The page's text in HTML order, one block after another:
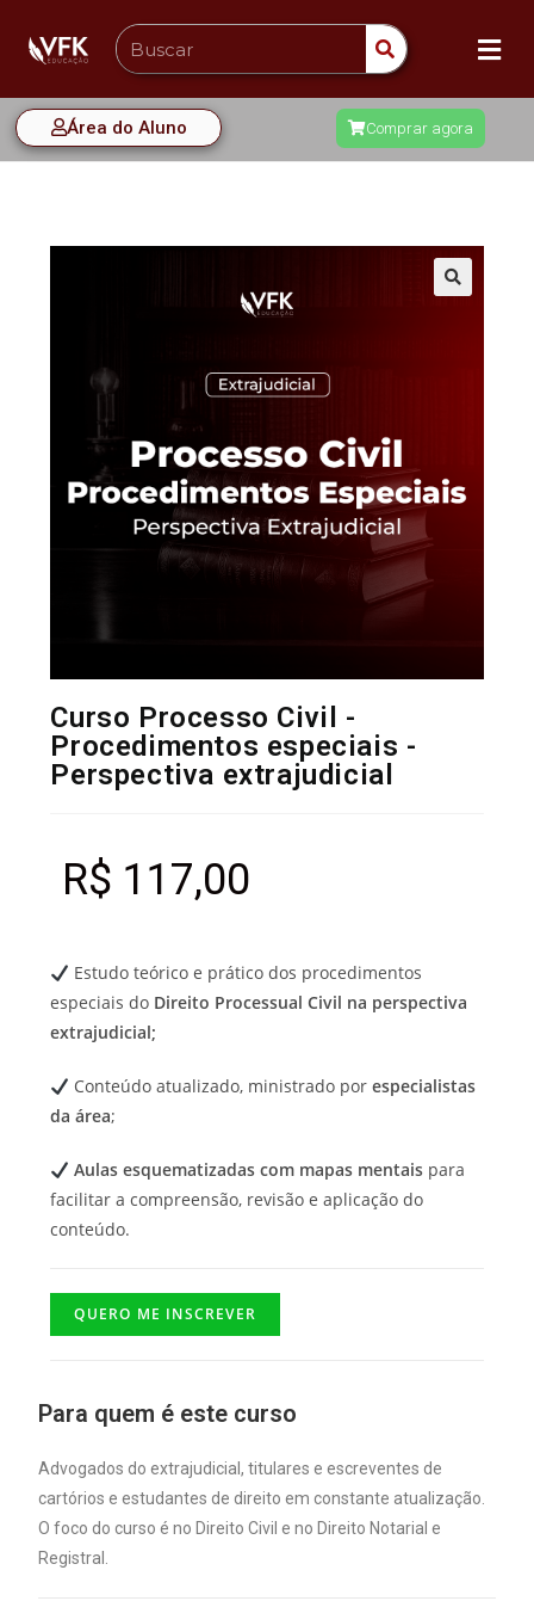
Área do Aluno Comprar agora
Curso Processo Civil -
Procedimentos especiais -
Perspectiva extrajudicial
R$ 117,00
Estudo teórico e prático dos procedimentos
especiais do Direito Processual Civil na perspectiva
extrajudicial;
Conteúdo atualizado, ministrado por especialistas
da área;
Aulas esquematizadas com mapas mentais para
facilitar a compreensão, revisão e aplicação do
conteúdo.
QUERO ME INSCREVER
Para quem é este curso
Advogados do extrajudicial, titulares e escreventes de
cartórios e estudantes de direito em constante atualização.
O foco do curso é no Direito Civil e no Direito Notarial e
Registral.